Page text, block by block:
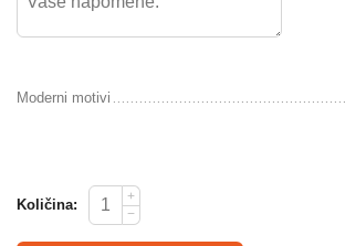
Moderni motivi
Količina:
+
−